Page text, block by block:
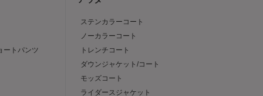
ートパンツ
ステンカラーコート
ノーカラーコート
トレンチコート
ダウンジャケット/コート
モッズコート
ライダースジャケット